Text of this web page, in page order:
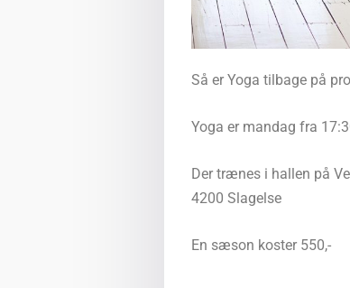
Så er Yoga tilbage på
Yoga er mandag fra
Der trænes i hallen på
4200 Slagelse
En sæson koster 550,-